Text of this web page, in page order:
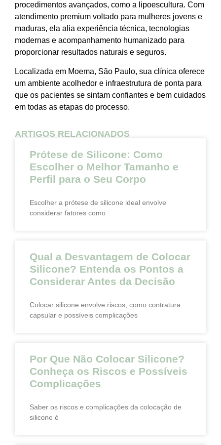
procedimentos avançados, como a lipoescultura. Com
atendimento premium voltado para mulheres jovens e
maduras, ela alia experiência técnica, tecnologias
modernas e acompanhamento humanizado para
proporcionar resultados naturais e seguros.
Localizada em Moema, São Paulo, sua clínica oferece
um ambiente acolhedor e infraestrutura de ponta para
que os pacientes se sintam confiantes e bem cuidados
em todas as etapas do processo.
ARTIGOS RELACIONADOS
Prótese de Silicone: Como
Escolher o Melhor Tamanho e
Perfil para o Seu Corpo
Escolher a prótese de silicone ideal envolve
considerar fatores como
Qual a Desvantagem de Colocar
Silicone? Entenda os Pontos a
Considerar Antes da Decisão
Colocar silicone envolve riscos, como contratura
capsular e possíveis complicações
Por Que Não Colocar Silicone?
Conheça os Riscos e Possíveis
Complicações
Saber os riscos e complicações da colocação de
silicone é